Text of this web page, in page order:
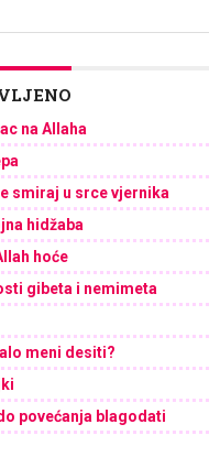
na Allaha
smiraj u srce vjernika
hidžaba
hoće
gibeta i nemimeta
meni desiti?
povećanja blagodati